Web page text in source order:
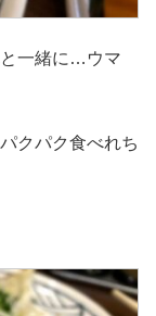
一緒に…ウマ
クパク食べれち